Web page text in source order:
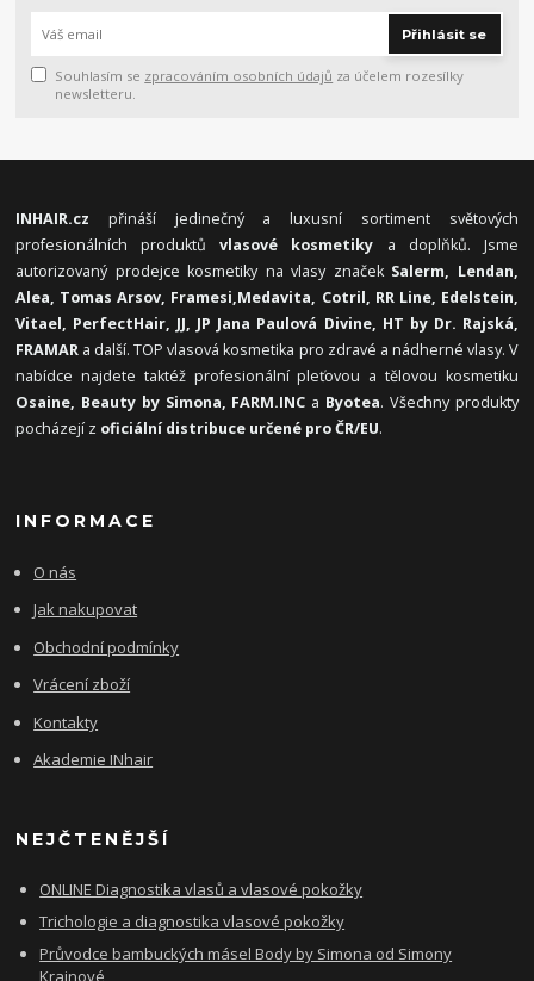
Přihlásit se
Souhlasím se zpracováním osobních údajů za účelem rozesílky
newsletteru.
INHAIR.cz přináší jedinečný a luxusní sortiment světových
profesionálních produktůvlasové kosmetiky a doplňků. Jsme
autorizovaný prodejce kosmetiky na vlasy značek Salerm, Lendan,
Alea, Tomas Arsov, Framesi,Medavita, Cotril, RR Line, Edelstein,
Vitael, PerfectHair, JJ, JP Jana Paulová Divine, HT by Dr. Rajská,
FRAMAR a další. TOP vlasová kosmetika pro zdravé a nádherné vlasy. V
nabídce najdete taktéž profesionální pleťovou a tělovou kosmetiku
Osaine, Beauty by Simona, FARM.INC a Byotea. Všechny produkty
pocházejí z oficiální distribuce určené pro ČR/EU.
INFORMACE
O nás
Jak nakupovat
Obchodní podmínky
Vrácení zboží
Kontakty
Akademie INhair
NEJČTENĚJŠÍ
ONLINE Diagnostika vlasů a vlasové pokožky
Trichologie a diagnostika vlasové pokožky
Průvodce bambuckých másel Body by Simona od Simony
Krainové